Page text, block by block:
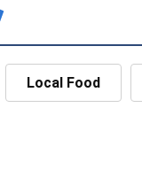
Local Food